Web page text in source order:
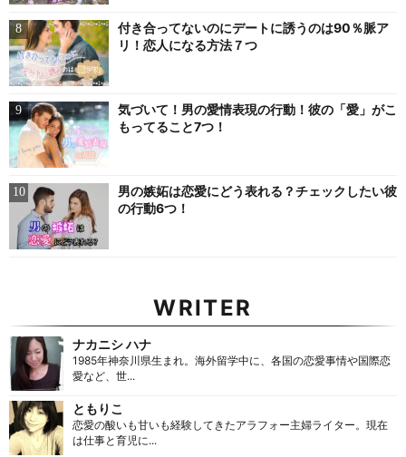
付き合ってないのにデートに誘うのは90％脈ア
リ！恋人になる方法７つ
気づいて！男の愛情表現の行動！彼の「愛」がこ
もってること7つ！
男の嫉妬は恋愛にどう表れる？チェックしたい彼
の行動6つ！
WRITER
ナカニシ ハナ
1985年神奈川県生まれ。海外留学中に、各国の恋愛事情や国際恋
愛など、世...
ともりこ
恋愛の酸いも甘いも経験してきたアラフォー主婦ライター。現在
は仕事と育児に...